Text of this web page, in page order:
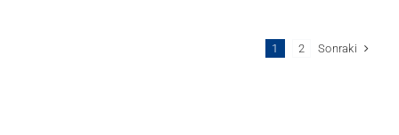
1 2 Sonraki